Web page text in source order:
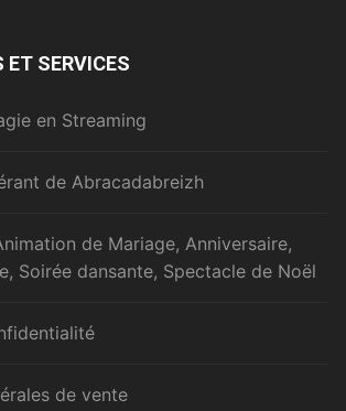
ET SERVICES
en Streaming
de Abracadabreizh
de Mariage, Anniversaire,
Soirée dansante, Spectacle de Noël
de vente